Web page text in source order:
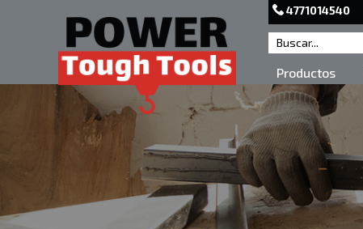
4771014540
Productos